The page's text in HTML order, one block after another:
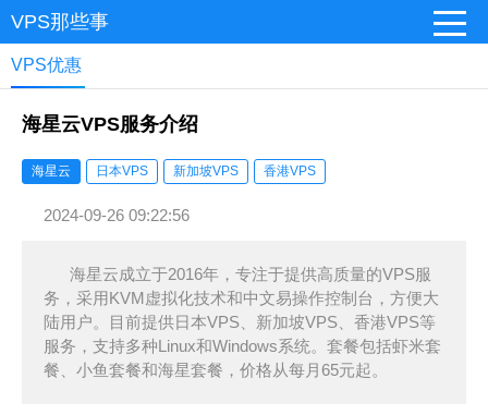
VPS那些事
VPS优惠
海星云VPS服务介绍
海星云 日本VPS 新加坡VPS 香港VPS
2024-09-26 09:22:56
海星云成立于2016年，专注于提供高质量的VPS服
务，采用KVM虚拟化技术和中文易操作控制台，方便大
陆用户。目前提供日本VPS、新加坡VPS、香港VPS等
服务，支持多种Linux和Windows系统。套餐包括虾米套
餐、小鱼套餐和海星套餐，价格从每月65元起。